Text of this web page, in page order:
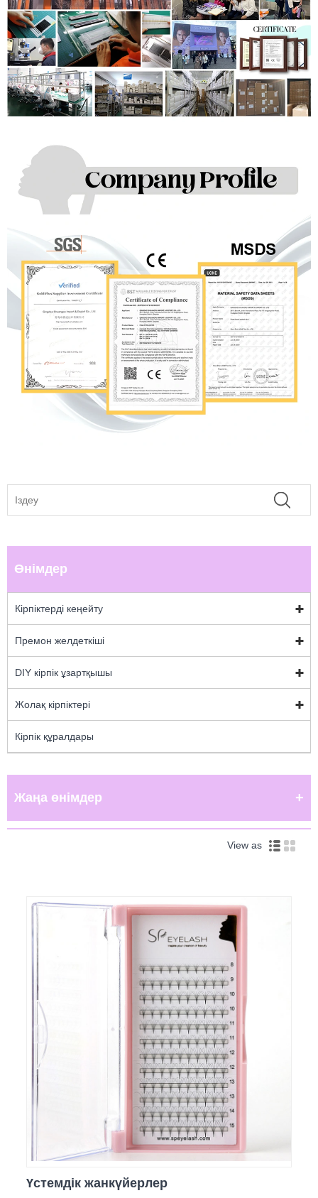
Өнімдер
Кірпіктерді кеңейту
Премон желдеткіші
DIY кірпік ұзартқышы
Жолақ кірпіктері
Кірпік құралдары
Жаңа өнімдер
View as
Үстемдік жанкүйерлер